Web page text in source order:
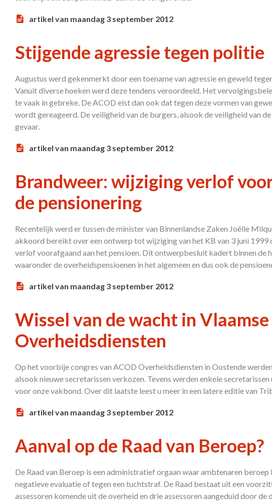
artikel van maandag 3 september 2012
Stijgende agressie tegen politie
Augustus werd gekenmerkt door een toename van agressie en geweld
Vanuit diverse hoeken werd deze tendens veroordeeld. Het
te vaak in gebreke. De ACOD eist dan ook dat tegen deze vormen van
wordt gereageerd. De veiligheid van de burgers, alsook de veiligheid van
gevaar.
artikel van maandag 3 september 2012
Brandweer: wijziging verlof
de pensionering
Recentelijk werd er tussen de minister van Binnenlandse Zaken Joëlle
akkoord bereikt over een ontwerp tot wijziging van het KB van 3 juni 1999
verlof voorafgaand aan het pensioen. Dit ontwerpbesluit kadert binnen de
waaronder de overheidspensioenen in het algemeen en dus ook de
artikel van maandag 3 september 2012
Wissel van de wacht in
Overheidsdiensten
Op het voorbije congres van ACOD Overheidsdiensten in Oostende
alsook nieuwe secretarissen verkozen. Tevens werden enkele
voor onze vakbond. Over dit laatste leest u meer in een latere editie van
artikel van maandag 3 september 2012
Aanval op de Raad van Beroep?
De Raad van Beroep is een administratief orgaan waar ambtenaren beroep
negatieve evaluatie of tegen een tuchtstraf. De Raad bestaat uit een
assessoren komende uit de overheid en drie assessoren aangeduid door